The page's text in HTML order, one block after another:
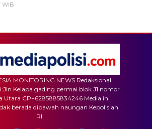
WIB
MONITORING NEWS Redaksional
gading permai blok J1 nomor
Utara CP+6285885834246 Media ini
berada dibawah naungan Kepolisian
RI